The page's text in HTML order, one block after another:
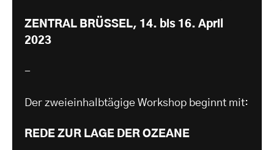
ZENTRAL BRÜSSEL, 14. bis 16. April
2023
-
Der zweieinhalbtägige Workshop beginnt mit:
REDE ZUR LAGE DER OZEANE